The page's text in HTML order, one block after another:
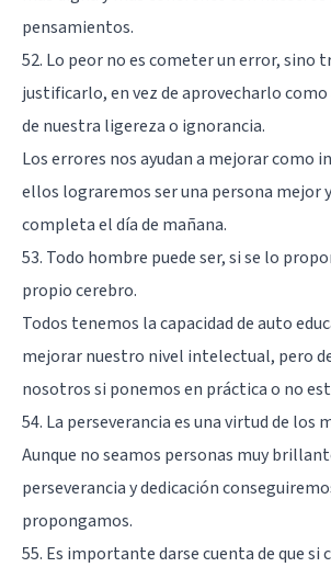
pensamientos.
52. Lo peor no es cometer un error, sino
justificarlo, en vez de aprovecharlo
de nuestra ligereza o ignorancia.
Los errores nos ayudan a mejorar como
ellos lograremos ser una persona mejor
completa el día de mañana.
53. Todo hombre puede ser, si se lo
propio cerebro.
Todos tenemos la capacidad de auto
mejorar nuestro nivel intelectual, pero
nosotros si ponemos en práctica o no
54. La perseverancia es una virtud de los
Aunque no seamos personas muy
perseverancia y dedicación
propongamos.
55. Es importante darse cuenta de que si